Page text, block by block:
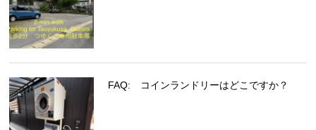
FAQ: コインランドリーはどこですか？